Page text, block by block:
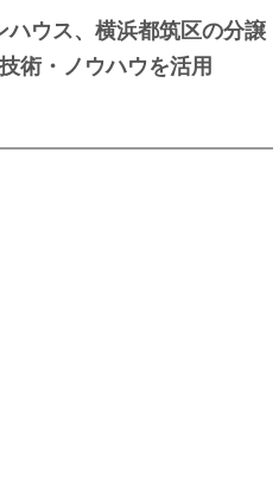
ウス、横浜都筑区の分譲
術・ノウハウを活用